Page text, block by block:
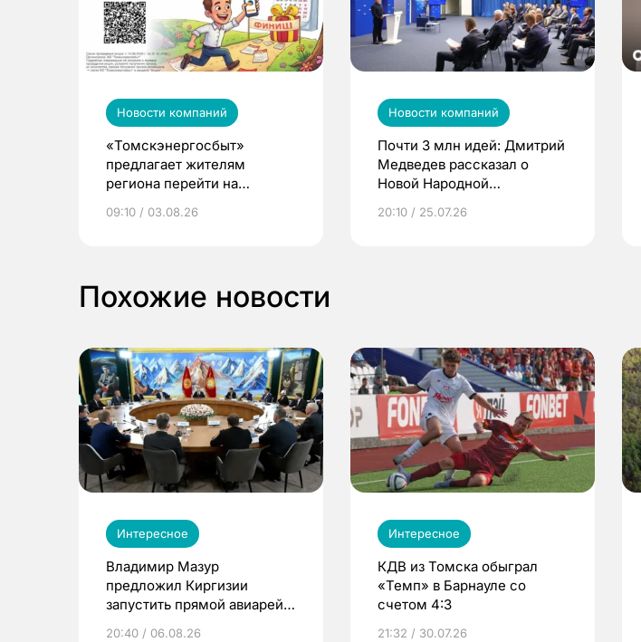
Новости компаний
«Томскэнергосбыт»
предлагает жителям
региона перейти на
выиграть призы
09:10 / 03.08.26
Новости компаний
Почти 3 млн идей: Дмитрий
Медведев рассказал о
Новой Народной
20:10 / 25.07.26
Похожие новости
Интересное
Владимир Мазур
предложил Киргизии
запустить прямой авиарейс
20:40 / 06.08.26
Интересное
КДВ из Томска обыграл
«Темп» в Барнауле со
счетом 4:3
21:32 / 30.07.26